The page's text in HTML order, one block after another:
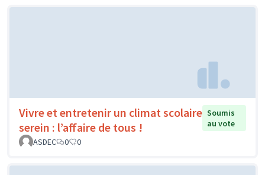
Vivre et entretenir un climat scolaire
serein : l’affaire de tous !
Soumis
au vote
ASDEC
0 0